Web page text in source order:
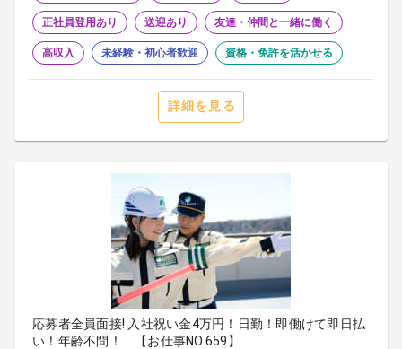
正社員登用あり 送迎あり 友達・仲間と一緒に働く
高収入 未経験・初心者歓迎 資格・免許を活かせる
詳細を見る
応募者全員面接! 入社祝い金4万円！日勤！即働けて即日払
い！年齢不問！ 【お仕事NO.659】